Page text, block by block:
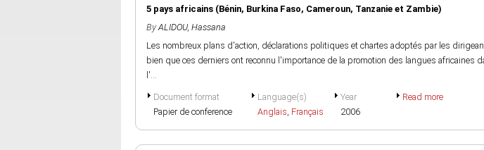
5 pays africains (Bénin, Burkina Faso, Cameroun, Tanzanie et Zambie)
By ALIDOU, Hassana
Les nombreux plans d'action, déclarations politiques et chartes adoptés par les
bien que ces derniers ont reconnu l'importance de la promotion des langues africaines
l'...
Document format
Papier de conference
Language(s)
Anglais, Français
Year
2006
Read more